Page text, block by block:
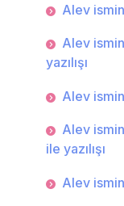
Alev
Alev
yazılışı
Alev
Alev
ile yazılışı
Alev